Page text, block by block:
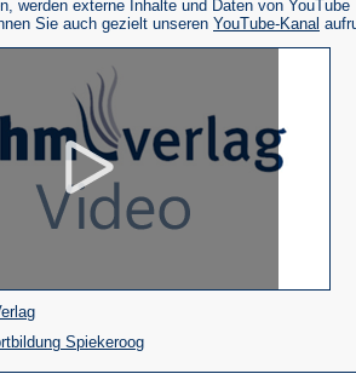
werden externe Inhalte und Daten von YouTube
Sie auch gezielt unseren YouTube-Kanal
(Öffnet
in
einem
Spiekeroog(Öffnet
in